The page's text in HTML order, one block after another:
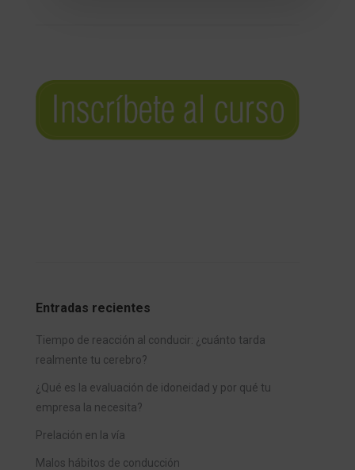
Entradas recientes
Tiempo de reacción al conducir: ¿cuánto tarda
realmente tu cerebro?
¿Qué es la evaluación de idoneidad y por qué tu
empresa la necesita?
Prelación en la vía
Malos hábitos de conducción